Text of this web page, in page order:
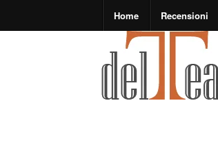
Home Recensioni